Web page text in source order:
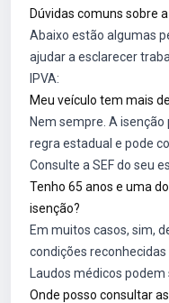
Dúvidas comuns sobre
Abaixo estão algumas
ajudar a esclarecer
IPVA:
Meu veículo tem mais
Nem sempre. A
regra estadual e pode
Consulte a SEF do seu
Tenho 65 anos e uma
isenção?
Em muitos casos, sim,
condições
Laudos médicos podem
Onde posso consultar